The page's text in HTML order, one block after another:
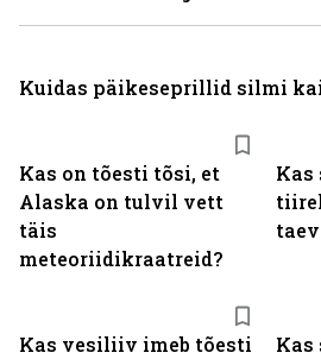
Kas on tõesti tõsi, et
Alaska on tulvil vett
täis
meteoriidikraatreid?
Kas
Kas vesiliiv imeb tõesti
Kas
Kuidas päikeseprillid silmi